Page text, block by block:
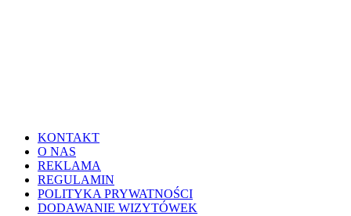
KONTAKT
O NAS
REKLAMA
REGULAMIN
POLITYKA PRYWATNOŚCI
DODAWANIE WIZYTÓWEK